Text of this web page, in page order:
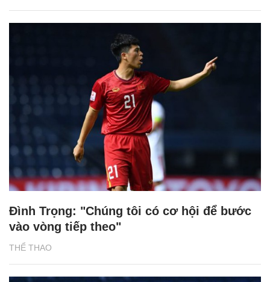
THỂ THAO
Đình Trọng: "Chúng tôi có cơ hội để bước
vào vòng tiếp theo"